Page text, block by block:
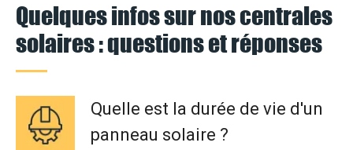
Quelques infos sur nos centrales
solaires : questions et réponses
Quelle est la durée de vie d'un
panneau solaire ?